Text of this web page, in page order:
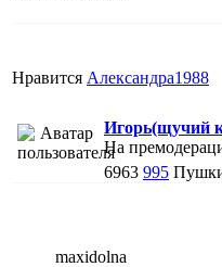
Нравится Александра1988
Игорь(щучий
На
6963 995
maxidolna